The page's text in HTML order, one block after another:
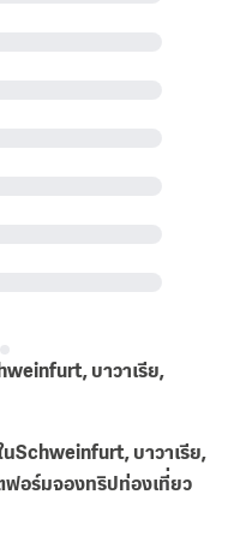
บาวาเรีย,
Schweinfurt, บาวาเรีย,
อร์มจองทริปท่องเที่ยว